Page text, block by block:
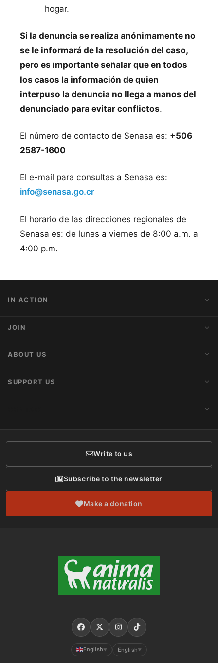
hogar.
Si la denuncia se realiza anónimamente no
se le informará de la resolución del caso,
pero es importante señalar que en todos
los casos la información de quien
interpuso la denuncia no llega a manos del
denunciado para evitar conflictos.
El número de contacto de Senasa es: +506
2587-1600
El e-mail para consultas a Senasa es:
info@senasa.go.cr
El horario de las direcciones regionales de
Senasa es: de lunes a viernes de 8:00 a.m. a
4:00 p.m.
IN ACTION
Action Alerts
JOIN
Activist Network
ABOUT US
SUPPORT US
Donor Care
Write to us
Subscribe to the newsletter
Make a donation
English ▼ English ▼